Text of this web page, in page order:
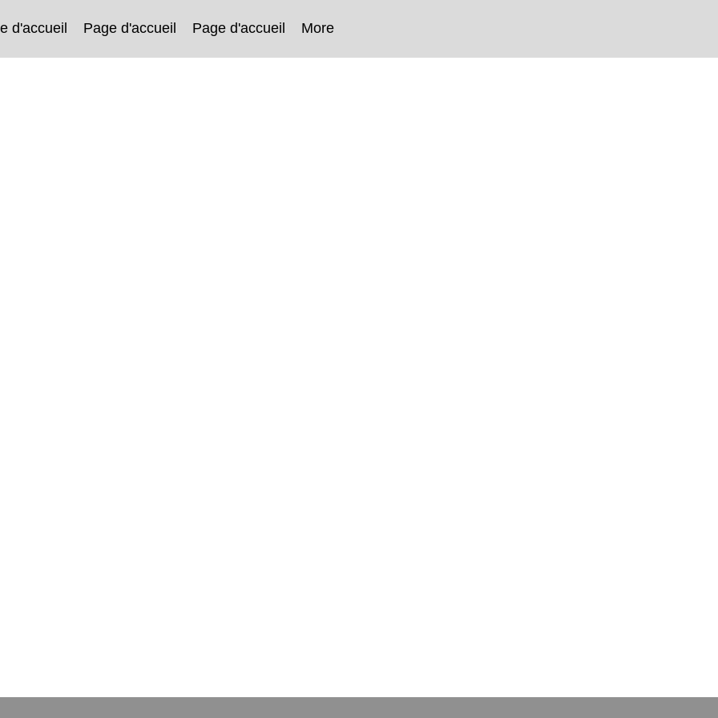
d'accueil Page d'accueil Page d'accueil More